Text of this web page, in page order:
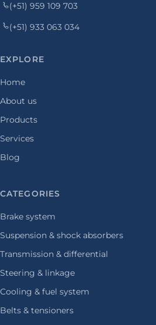
(+51) 959 109 703
(+51) 933 063 034
EXPLORE
Home
About us
Products
Services
Blog
CATEGORIES
Brake system
Suspension & shock absorbers
Transmission & differential
Steering & linkage
Cooling & fuel system
Belts & tensioners